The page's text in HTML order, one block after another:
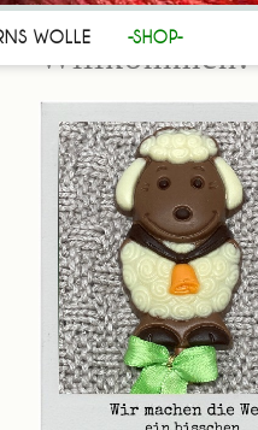
WOLLE -SHOP-
Herzlich
Willkommen!